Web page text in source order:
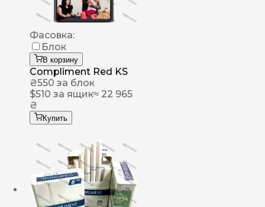
Фасовка:
Блок
В корзину
Compliment Red KS
₴550 за блок
$510 за ящик≈ 22 965
₴
Купить